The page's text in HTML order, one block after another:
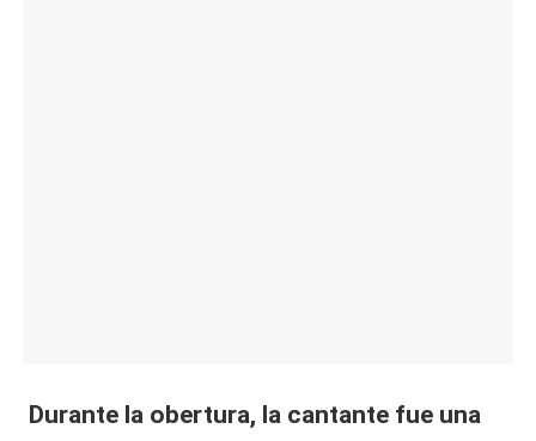
Durante la obertura, la cantante fue una